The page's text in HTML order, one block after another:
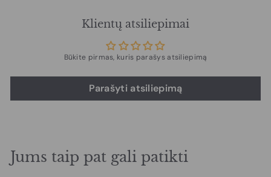
Klientų atsiliepimai
Būkite pirmas, kuris parašys atsiliepimą
Parašyti atsiliepimą
Jums taip pat gali patikti